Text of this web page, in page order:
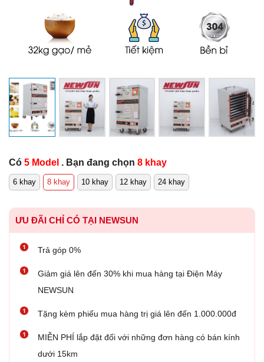
Có 5 Model . Bạn đang chọn 8 khay
6 khay 8 khay 10 khay 12 khay 24 khay
ƯU ĐÃI CHỈ CÓ TẠI NEWSUN
Trả góp 0%
Giảm giá lên đến 30% khi mua hàng tại Điện Máy
NEWSUN
Tặng kèm phiếu mua hàng trị giá lên đến 1.000.000đ
MIỄN PHÍ lắp đặt đối với những đơn hàng có bán kính
dưới 15km